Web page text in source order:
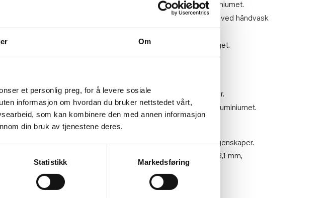
Om
et personlig preg, for å levere sosiale
informasjon om hvordan du bruker nettstedet vårt,
som kan kombinere den med annen informasjon
din bruk av tjenestene deres.
Statistikk Markedsføring
komfyr til kaldt vann) kan skade belegget eller deformere aluminiumet.
anbefales: Belegget holder seg penere og varer lenger ved håndvask
skuremidler og stålull: Disse kan ripe opp og svekke belegget.
mellom produktene for å unngå riper.
helt før lagring: Fukt kan føre til misfarging eller korrosjon av aluminiumet.
keramisk belegg (PFA-fritt) som gir en utmerket kok og stek egenskaper.
for jevn varmefordeling. Aluminium kant 4,0 mm, bunn 3,1 mm,
er anbefalt.